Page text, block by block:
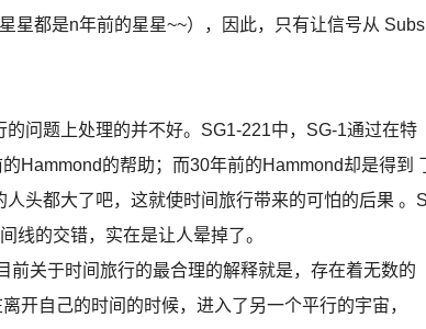
星都是n年前的星星~~），因此，只有让信号从
问题上处理的并不好。SG1-221中，SG-1通过在特
Hammond的帮助；而30年前的Hammond却是得到
头都大了吧，这就使时间旅行带来的可怕的后果 。S
线的交错，实在是让人晕掉了。
关于时间旅行的最合理的解释就是，存在着无数的
开自己的时间的时候，进入了另一个平行的宇宙，